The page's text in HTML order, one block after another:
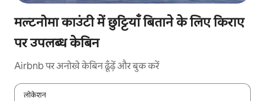
मल्टनोमा काउंटी में छुट्टियाँ बिताने के लिए किराए
पर उपलब्ध केबिन
Airbnb पर अनोखे केबिन ढूँढ़ें और बुक करें
लोकेशन